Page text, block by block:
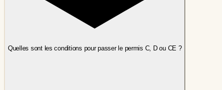
Quelles sont les conditions pour passer le permis C, D ou CE ?